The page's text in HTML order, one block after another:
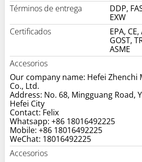
Términos de entrega
DDP,
EXW
Certificados
EPA,
GOST,
ASME
Accesorios
Our company name: Hefei Zhenchi
Co., Ltd.
Address: No. 68, Mingguang Road,
Hefei City
Contact: Felix
Whatsapp: +86 18016492225
Mobile: +86 18016492225
WeChat: 18016492225
Accesorios